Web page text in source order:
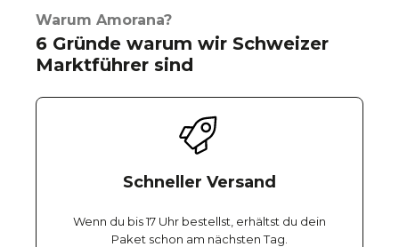
Warum Amorana?
6 Gründe warum wir Schweizer
Marktführer sind
Schneller Versand
Wenn du bis 17 Uhr bestellst, erhältst du dein
Paket schon am nächsten Tag.